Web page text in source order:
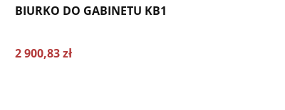
BIURKO DO GABINETU KB1
2 900,83 zł